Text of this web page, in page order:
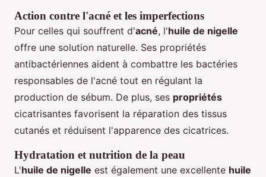
Action contre l'acné et les imperfections
Pour celles qui souffrent d'acné, l'huile de nigelle
offre une solution naturelle. Ses propriétés
antibactériennes aident à combattre les bactéries
responsables de l'acné tout en régulant la
production de sébum. De plus, ses propriétés
cicatrisantes favorisent la réparation des tissus
cutanés et réduisent l'apparence des cicatrices.
Hydratation et nutrition de la peau
L'huile de nigelle est également une excellente huile